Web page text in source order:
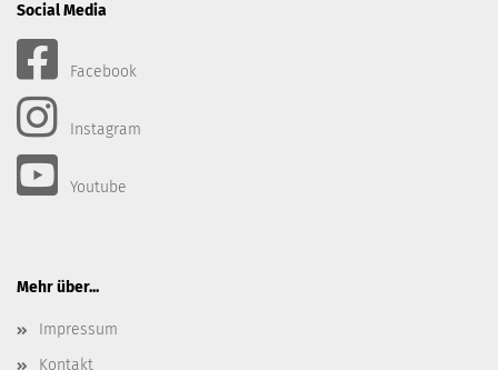
Social Media
Facebook
Instagram
Youtube
Mehr über...
Impressum
Kontakt